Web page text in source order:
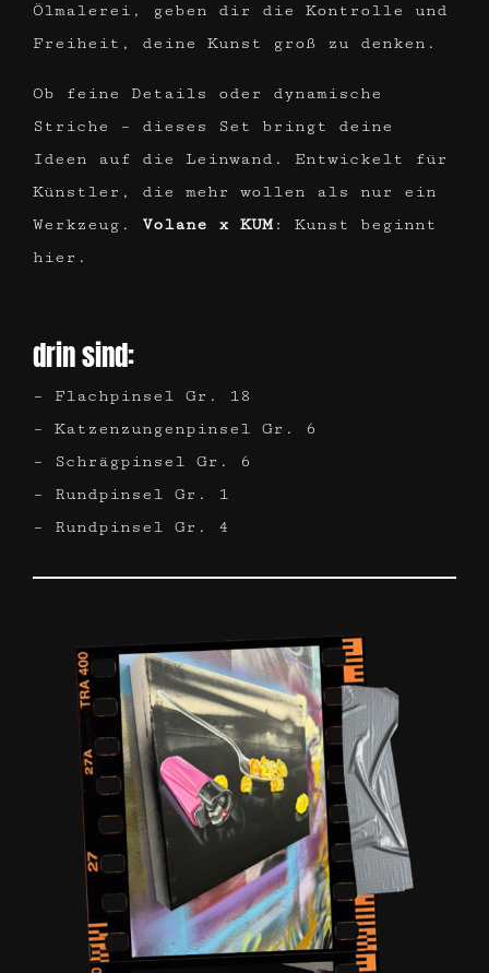
Ölmalerei, geben dir die Kontrolle und
Freiheit, deine Kunst groß zu denken.
Ob feine Details oder dynamische
Striche – dieses Set bringt deine
Ideen auf die Leinwand. Entwickelt für
Künstler, die mehr wollen als nur ein
Werkzeug. Volane x KUM : Kunst beginnt
hier.
drin sind:
– Flachpinsel Gr. 18
– Katzenzungenpinsel Gr. 6
– Schrägpinsel Gr. 6
– Rundpinsel Gr. 1
– Rundpinsel Gr. 4